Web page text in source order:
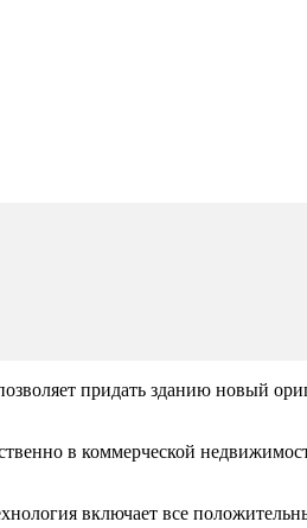
придать зданию новый
в коммерческой
включает все